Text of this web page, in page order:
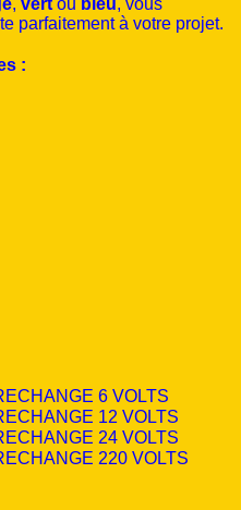
parfaitement à votre projet.
:
6 VOLTS
12 VOLTS
24 VOLTS
220 VOLTS